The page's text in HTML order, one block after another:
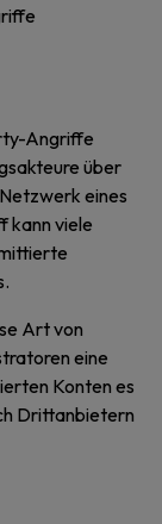
Angriffe
über
eines
kann viele
Art von
eine
Konten es
Drittanbietern